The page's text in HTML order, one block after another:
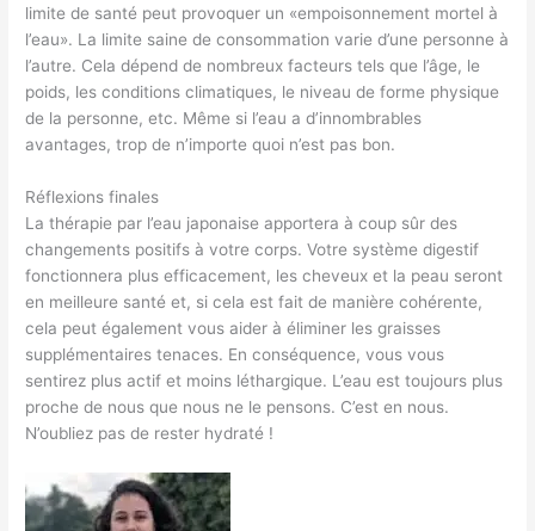
limite de santé peut provoquer un «empoisonnement mortel à
l’eau». La limite saine de consommation varie d’une personne à
l’autre. Cela dépend de nombreux facteurs tels que l’âge, le
poids, les conditions climatiques, le niveau de forme physique
de la personne, etc. Même si l’eau a d’innombrables
avantages, trop de n’importe quoi n’est pas bon.
Réflexions finales
La thérapie par l’eau japonaise apportera à coup sûr des
changements positifs à votre corps. Votre système digestif
fonctionnera plus efficacement, les cheveux et la peau seront
en meilleure santé et, si cela est fait de manière cohérente,
cela peut également vous aider à éliminer les graisses
supplémentaires tenaces. En conséquence, vous vous
sentirez plus actif et moins léthargique. L’eau est toujours plus
proche de nous que nous ne le pensons. C’est en nous.
N’oubliez pas de rester hydraté !